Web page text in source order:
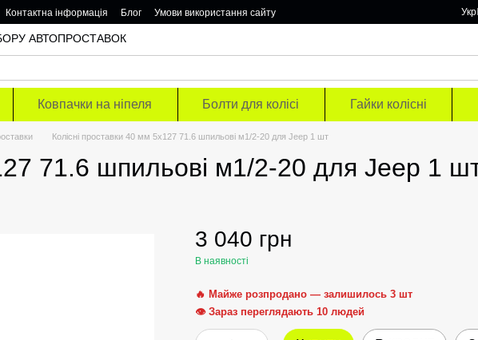
Контактна інформація Блог Умови використання сайту Укр
АВТОПРОСТАВОК
Ковпачки на ніпеля Болти для колісі Гайки колісні
Колісні проставки 40 мм 5х127 71.6 шпильові м1/2-20 для Jeep 1 шт
71.6 шпильові м1/2-20 для Jeep 1
3 040 грн
В наявності
🔥 Майже розпродано — залишилось 3 шт
👁 Зараз переглядають 10 людей